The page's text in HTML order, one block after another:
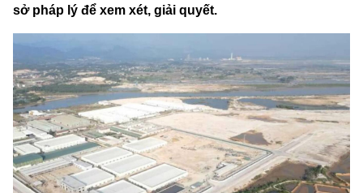
sở pháp lý để xem xét, giải quyết.